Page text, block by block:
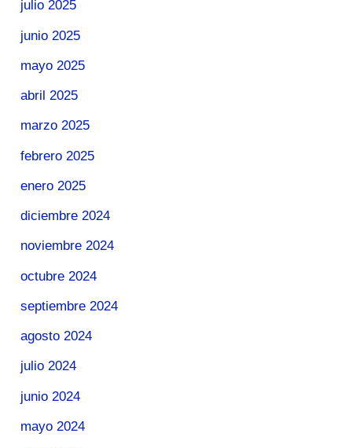
julio 2025
junio 2025
mayo 2025
abril 2025
marzo 2025
febrero 2025
enero 2025
diciembre 2024
noviembre 2024
octubre 2024
septiembre 2024
agosto 2024
julio 2024
junio 2024
mayo 2024